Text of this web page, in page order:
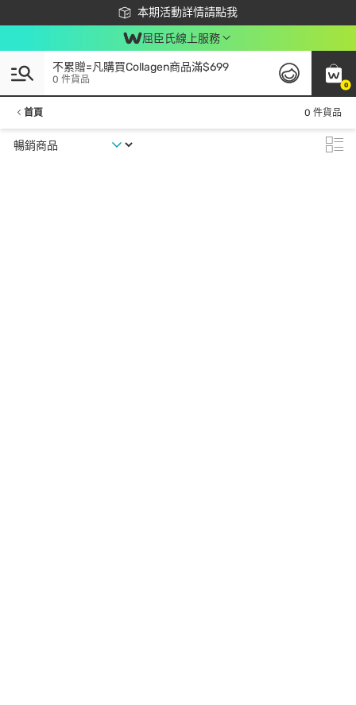
本期活動詳情請點我
下載app最高回饋$350
屈臣氏線上服務
0
不累贈=凡購買Collagen商品滿$699
0 件貨品
首頁 0 件貨品